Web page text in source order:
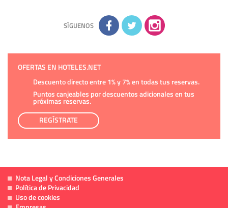
adicional y detallada sobre cómo tratamos sus datos en la
política de privacidad
SÍGUENOS
OFERTAS EN HOTELES.NET
Descuento directo entre 1% y 7% en todas tus reservas.
Puntos canjeables por descuentos adicionales en tus
próximas reservas.
REGÍSTRATE
Nota Legal y Condiciones Generales
Política de Privacidad
Uso de cookies